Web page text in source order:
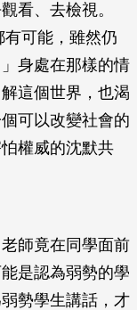
看、去檢視。
有可能，雖然仍
身處在那樣的情
這個世界，也渴
可以改變社會的
權威的沈默共
師竟在同學面前
是認為弱勢的學
勢學生講話，才